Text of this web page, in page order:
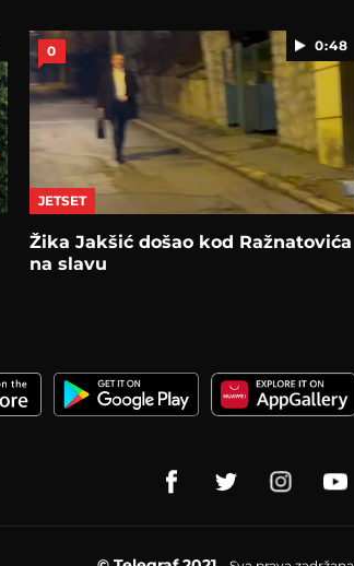
0:48
0
JETSET
Žika Jakšić došao kod Ražnatovića
na slavu